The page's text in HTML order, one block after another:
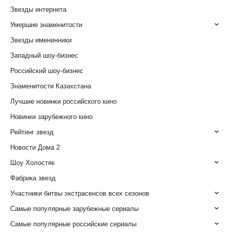
Звезды интернета
Умершие знаменитости
Звезды именинники
Западный шоу-бизнес
Российский шоу-бизнес
Знаменитости Казахстана
Лучшие новинки российского кино
Новинки зарубежного кино
Рейтинг звезд
Новости Дома 2
Шоу Холостяк
Фабрика звезд
Участники битвы экстрасенсов всех сезонов
Самые популярные зарубежные сериалы
Самые популярные российские сериалы